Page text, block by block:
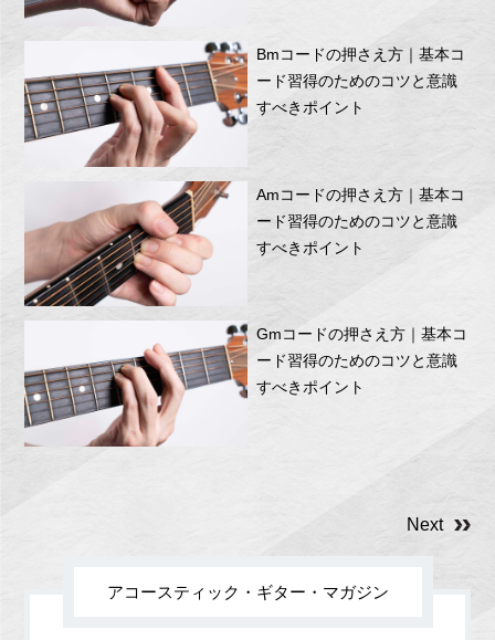
Bmコードの押さえ方｜基本コ
ード習得のためのコツと意識
すべきポイント
Amコードの押さえ方｜基本コ
ード習得のためのコツと意識
すべきポイント
Gmコードの押さえ方｜基本コ
ード習得のためのコツと意識
すべきポイント
Next
アコースティック・ギター・マガジン